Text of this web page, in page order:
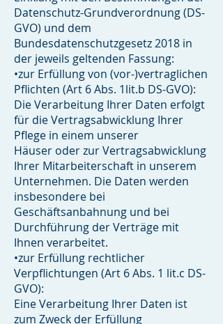
Datenschutz-Grundverordnung (DS-
GVO) und dem
Bundesdatenschutzgesetz 2018 in
der jeweils geltenden Fassung:
•zur Erfüllung von (vor-)vertraglichen
Pflichten (Art 6 Abs. 1lit.b DS-GVO):
Die Verarbeitung Ihrer Daten erfolgt
für die Vertragsabwicklung Ihrer
Pflege in einem unserer
Häuser oder zur Vertragsabwicklung
Ihrer Mitarbeiterschaft in unserem
Unternehmen. Die Daten werden
insbesondere bei
Geschäftsanbahnung und bei
Durchführung der Verträge mit
Ihnen verarbeitet.
•zur Erfüllung rechtlicher
Verpflichtungen (Art 6 Abs. 1 lit.c DS-
GVO):
Eine Verarbeitung Ihrer Daten ist
zum Zweck der Erfüllung